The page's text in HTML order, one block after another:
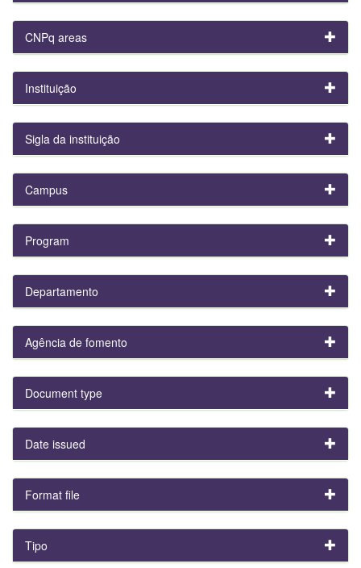
CNPq areas
Instituição
Sigla da instituição
Campus
Program
Departamento
Agência de fomento
Document type
Date issued
Format file
Tipo